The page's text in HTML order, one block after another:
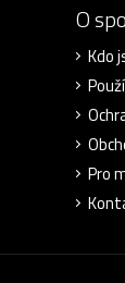
O
Kdo
Pro